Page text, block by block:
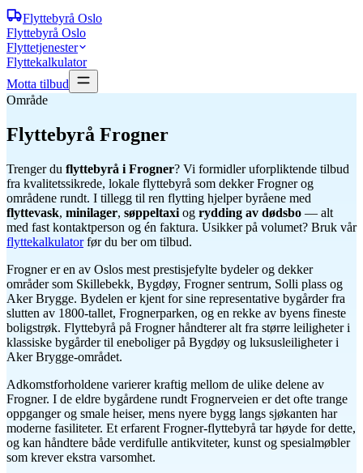
Flyttebyrå Oslo
Flyttebyrå Oslo
Flyttetjenester
Flyttekalkulator
Motta tilbud
Område
Flyttebyrå Frogner
Trenger du flyttebyrå i Frogner? Vi formidler uforpliktende tilbud
fra kvalitetssikrede, lokale flyttebyrå som dekkerFrognerog
områdene rundt. I tillegg til ren flytting hjelper byråene med
flyttevask, minilager, søppeltaxi og rydding av dødsbo — alt
med fast kontaktperson og én faktura. Usikker på volumet? Bruk vår
flyttekalkulator før du ber om tilbud.
Frogner er en av Oslos mest prestisjefylte bydeler og dekker
områder som Skillebekk, Bygdøy, Frogner sentrum, Solli plass og
Aker Brygge. Bydelen er kjent for sine representative bygårder fra
slutten av 1800-tallet, Frognerparken, og en rekke av byens fineste
boligstrøk. Flyttebyrå på Frogner håndterer alt fra større leiligheter i
klassiske bygårder til eneboliger på Bygdøy og luksusleiligheter i
Aker Brygge-området.
Adkomstforholdene varierer kraftig mellom de ulike delene av
Frogner. I de eldre bygårdene rundt Frognerveien er det ofte trange
oppganger og smale heiser, mens nyere bygg langs sjøkanten har
moderne fasiliteter. Et erfarent Frogner-flyttebyrå tar høyde for dette,
og kan håndtere både verdifulle antikviteter, kunst og spesialmøbler
som krever ekstra varsomhet.